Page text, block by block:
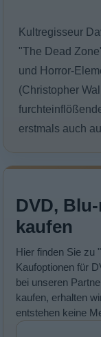
Kultregisseur
"The Dead
und Horror-
(Christopher
erstmals auch
DVD,
kaufen
Hier finden Sie zu
Kaufoptionen für
bei unseren
kaufen, erhalten
entstehen keine